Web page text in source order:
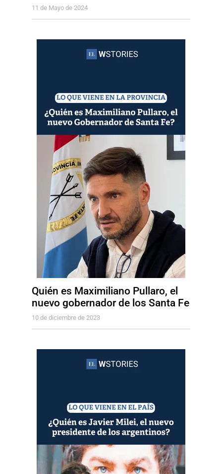
11 de Mayo de 2024
Quién es Maximiliano Pullaro, el
nuevo gobernador de los Santa Fe
10 de diciembre de 2023